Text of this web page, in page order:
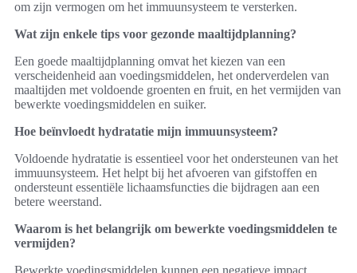
om zijn vermogen om het immuunsysteem te versterken.
Wat zijn enkele tips voor gezonde maaltijdplanning?
Een goede maaltijdplanning omvat het kiezen van een
verscheidenheid aan voedingsmiddelen, het onderverdelen van
maaltijden met voldoende groenten en fruit, en het vermijden van
bewerkte voedingsmiddelen en suiker.
Hoe beïnvloedt hydratatie mijn immuunsysteem?
Voldoende hydratatie is essentieel voor het ondersteunen van het
immuunsysteem. Het helpt bij het afvoeren van gifstoffen en
ondersteunt essentiële lichaamsfuncties die bijdragen aan een
betere weerstand.
Waarom is het belangrijk om bewerkte voedingsmiddelen te
vermijden?
Bewerkte voedingsmiddelen kunnen een negatieve impact